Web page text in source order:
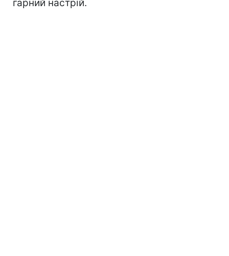
гарний настрій.